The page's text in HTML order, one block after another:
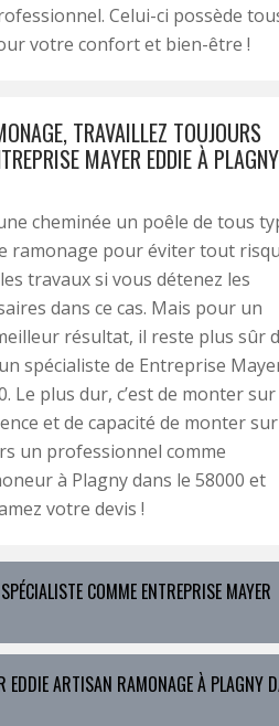
Celui-ci possède
votre confort et bien-être !
TRAVAILLEZ TOUJOURS
MAYER EDDIE À PLAGNY
cheminée un poêle de tous
ramonage pour éviter tout
travaux si vous détenez les
dans ce cas. Mais pour un
résultat, il reste plus sûr
spécialiste de Entreprise
Le plus dur, c’est de monter sur
et de capacité de monter
un professionnel comme
à Plagny dans le 58000 et
votre devis !
COMME ENTREPRISE MAYER
EDDIE ARTISAN RAMONAGE À PLAGNY